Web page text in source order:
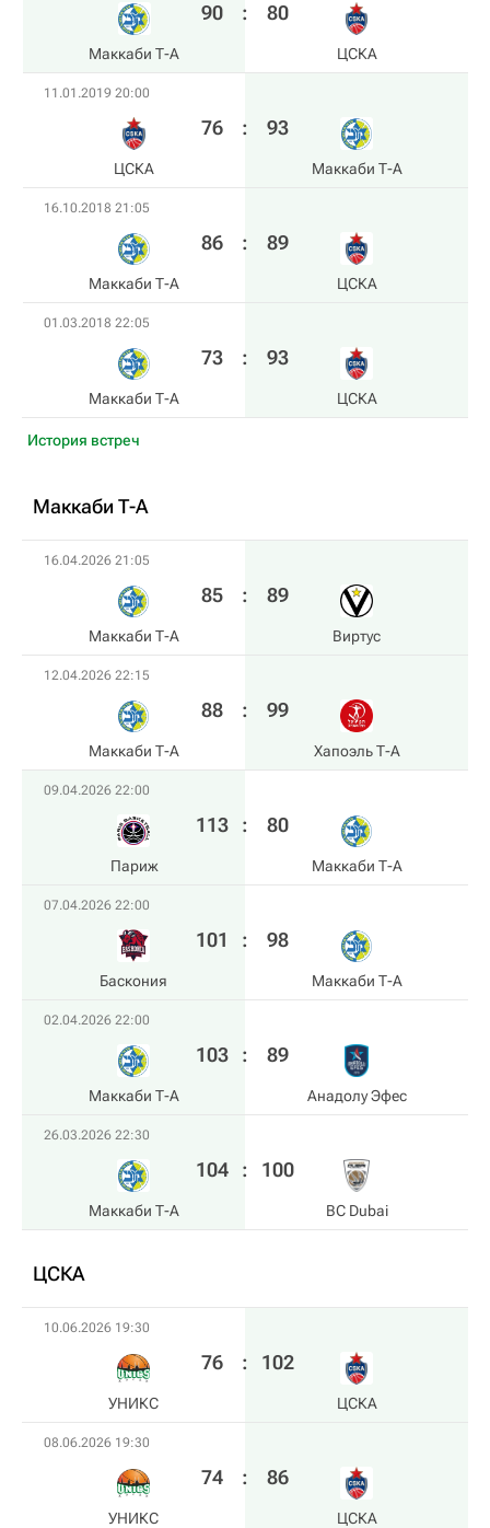
Маккаби Т-А
90 : 80
ЦСКА
11.01.2019 20:00
ЦСКА
76 : 93
Маккаби Т-А
16.10.2018 21:05
Маккаби Т-А
86 : 89
ЦСКА
01.03.2018 22:05
Маккаби Т-А
73 : 93
ЦСКА
История встреч
Маккаби Т-А
16.04.2026 21:05
Маккаби Т-А
85 : 89
Виртус
12.04.2026 22:15
Маккаби Т-А
88 : 99
Хапоэль Т-А
09.04.2026 22:00
Париж
113 : 80
Маккаби Т-А
07.04.2026 22:00
Баскония
101 : 98
Маккаби Т-А
02.04.2026 22:00
Маккаби Т-А
103 : 89
Анадолу Эфес
26.03.2026 22:30
Маккаби Т-А
104 : 100
BC Dubai
ЦСКА
10.06.2026 19:30
УНИКС
76 : 102
ЦСКА
08.06.2026 19:30
УНИКС
74 : 86
ЦСКА